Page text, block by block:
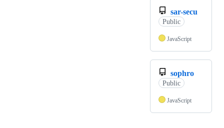
sar-secu
Public
JavaScript
sophro
Public
JavaScript